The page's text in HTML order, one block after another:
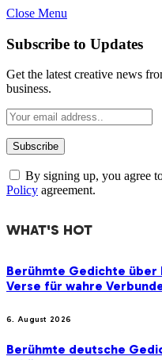
Close Menu
Subscribe to Updates
Get the latest creative news
business.
By signing up, you agree
Policy agreement.
WHAT'S HOT
Berühmte Gedichte über
Verse für wahre
6. August 2026
Berühmte deutsche